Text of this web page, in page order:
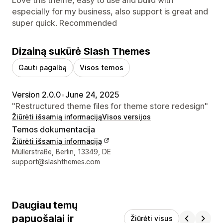
especially for my business, also support is great and
super quick. Recommended
Dizainą sukūrė Slash Themes
Gauti pagalbą Visos temos
Version 2.0.0•June 24, 2025
"Restructured theme files for theme store redesign"
Žiūrėti išsamią informacijąVisos versijos
Temos dokumentacija
Žiūrėti išsamią informaciją
Kūrėjo kontaktiniai duomenys
Müllerstraße, Berlin, 13349, DE
support@slashthemes.com
Daugiau temų
papuošalai ir
Žiūrėti visus